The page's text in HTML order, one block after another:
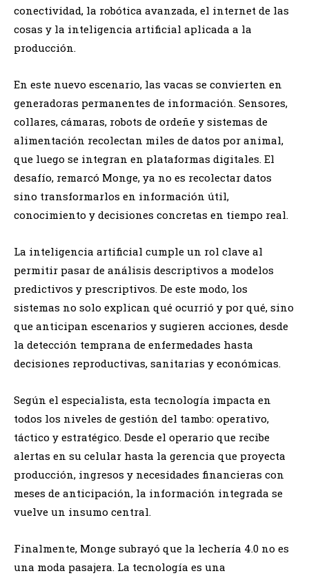
conectividad, la robótica avanzada, el internet de las
cosas y la inteligencia artificial aplicada a la
producción.
En este nuevo escenario, las vacas se convierten en
generadoras permanentes de información. Sensores,
collares, cámaras, robots de ordeñe y sistemas de
alimentación recolectan miles de datos por animal,
que luego se integran en plataformas digitales. El
desafío, remarcó Monge, ya no es recolectar datos
sino transformarlos en información útil,
conocimiento y decisiones concretas en tiempo real.
La inteligencia artificial cumple un rol clave al
permitir pasar de análisis descriptivos a modelos
predictivos y prescriptivos. De este modo, los
sistemas no solo explican qué ocurrió y por qué, sino
que anticipan escenarios y sugieren acciones, desde
la detección temprana de enfermedades hasta
decisiones reproductivas, sanitarias y económicas.
Según el especialista, esta tecnología impacta en
todos los niveles de gestión del tambo: operativo,
táctico y estratégico. Desde el operario que recibe
alertas en su celular hasta la gerencia que proyecta
producción, ingresos y necesidades financieras con
meses de anticipación, la información integrada se
vuelve un insumo central.
Finalmente, Monge subrayó que la lechería 4.0 no es
una moda pasajera. La tecnología es una